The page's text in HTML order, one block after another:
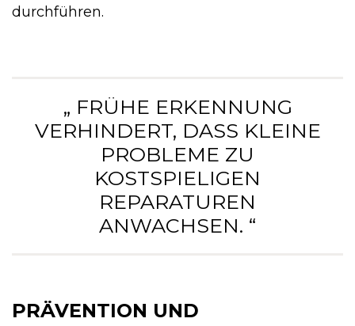
durchführen.
„ FRÜHE ERKENNUNG
VERHINDERT, DASS KLEINE
PROBLEME ZU
KOSTSPIELIGEN
REPARATUREN
ANWACHSEN. “
PRÄVENTION UND